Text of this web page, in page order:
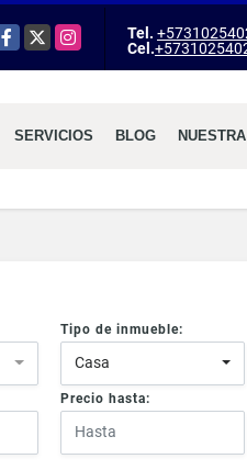
Facebook
X Instagram Tel.
Cel.
SERVICIOS BLOG
Tipo de inmueble:
Casa
Precio hasta: